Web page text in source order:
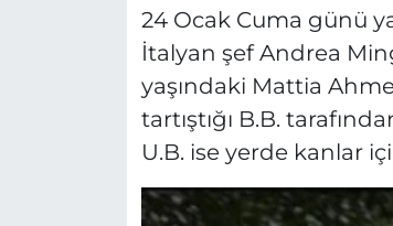
24 Ocak Cuma günü
İtalyan şef Andrea
yaşındaki Mattia
tartıştığı B.B.
U.B. ise yerde kanlar